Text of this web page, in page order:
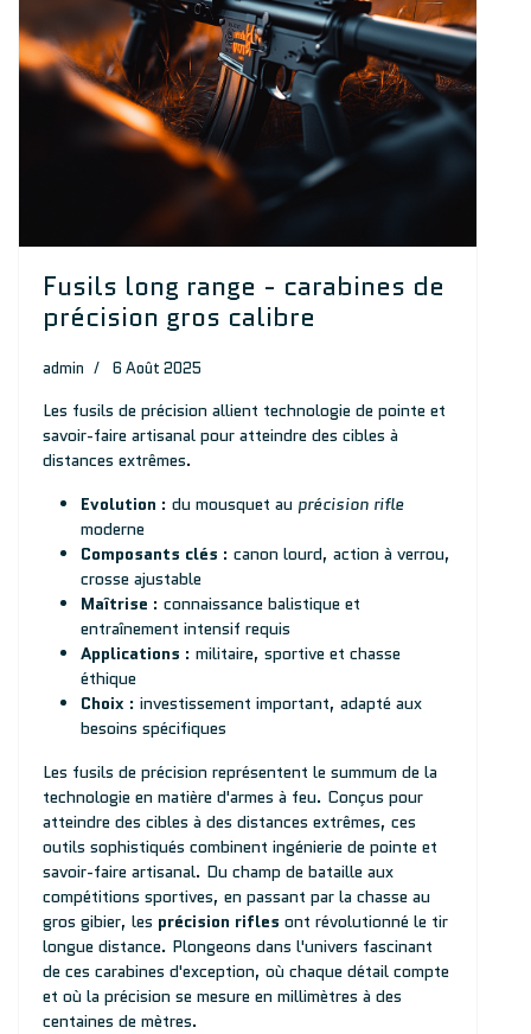
Fusils long range - carabines de
précision gros calibre
admin 6 Août 2025
Les fusils de précision allient technologie de pointe et
savoir-faire artisanal pour atteindre des cibles à
distances extrêmes.
Evolution : du mousquet au précision rifle
moderne
Composants clés : canon lourd, action à verrou,
crosse ajustable
Maîtrise : connaissance balistique et
entraînement intensif requis
Applications : militaire, sportive et chasse
éthique
Choix : investissement important, adapté aux
besoins spécifiques
Les fusils de précision représentent le summum de la
technologie en matière d'armes à feu. Conçus pour
atteindre des cibles à des distances extrêmes, ces
outils sophistiqués combinent ingénierie de pointe et
savoir-faire artisanal. Du champ de bataille aux
compétitions sportives, en passant par la chasse au
gros gibier, les précision rifles ont révolutionné le tir
longue distance. Plongeons dans l'univers fascinant
de ces carabines d'exception, où chaque détail compte
et où la précision se mesure en millimètres à des
centaines de mètres.